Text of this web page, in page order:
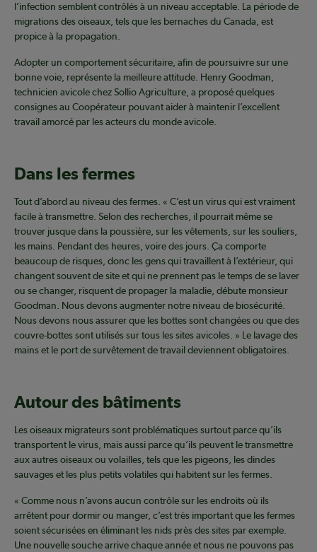
l’infection semblent contrôlés à un niveau acceptable. La période de
migrations des oiseaux, tels que les bernaches du Canada, est
propice à la propagation.
Adopter un comportement sécuritaire, afin de poursuivre sur une
bonne voie, représente la meilleure attitude. Henry Goodman,
technicien avicole chez Sollio Agriculture, a proposé quelques
consignes au Coopérateur pouvant aider à maintenir l’excellent
travail amorcé par les acteurs du monde avicole.
Dans les fermes
Tout d’abord au niveau des fermes. « C’est un virus qui est vraiment
facile à transmettre. Selon des recherches, il pourrait même se
trouver jusque dans la poussière, sur les vêtements, sur les souliers,
les mains. Pendant des heures, voire des jours. Ça comporte
beaucoup de risques, donc les gens qui travaillent à l’extérieur, qui
changent souvent de site et qui ne prennent pas le temps de se laver
ou se changer, risquent de propager la maladie, débute monsieur
Goodman. Nous devons augmenter notre niveau de biosécurité.
Nous devons nous assurer que les bottes sont changées ou que des
couvre-bottes sont utilisés sur tous les sites avicoles. » Le lavage des
mains et le port de survêtement de travail deviennent obligatoires.
Autour des bâtiments
Les oiseaux migrateurs sont problématiques surtout parce qu’ils
transportent le virus, mais aussi parce qu’ils peuvent le transmettre
aux autres oiseaux ou volailles, tels que les pigeons, les dindes
sauvages et les plus petits volatiles qui habitent sur les fermes.
« Comme nous n’avons aucun contrôle sur les endroits où ils
arrêtent pour dormir ou manger, c’est très important que les fermes
soient sécurisées en éliminant les nids près des sites par exemple.
Une nouvelle souche arrive chaque année et nous ne pouvons pas